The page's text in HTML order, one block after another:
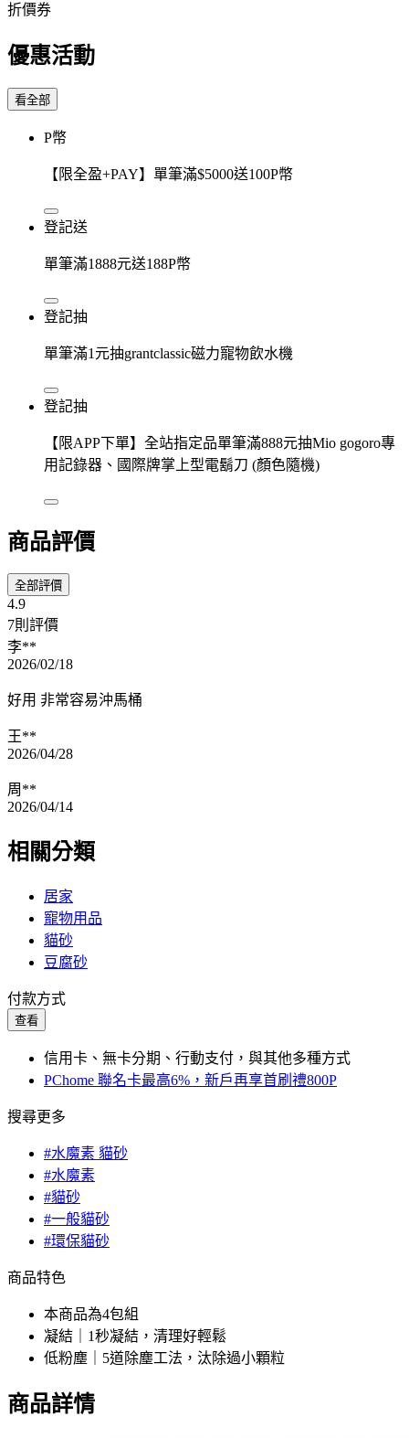
折價券
優惠活動
看全部
P幣
【限全盈+PAY】單筆滿$5000送100P幣
登記送
單筆滿1888元送188P幣
登記抽
單筆滿1元抽grantclassic磁力寵物飲水機
登記抽
【限APP下單】全站指定品單筆滿888元抽Mio gogoro專
用記錄器、國際牌掌上型電鬍刀 (顏色隨機)
商品評價
全部評價
4.9
7則評價
李**
2026/02/18
好用 非常容易沖馬桶
王**
2026/04/28
周**
2026/04/14
相關分類
居家
寵物用品
貓砂
豆腐砂
付款方式
查看
信用卡、無卡分期、行動支付，與其他多種方式
PChome 聯名卡最高6%，新戶再享首刷禮800P
搜尋更多
#水魔素 貓砂
#水魔素
#貓砂
#一般貓砂
#環保貓砂
商品特色
本商品為4包組
凝結｜1秒凝結，清理好輕鬆
低粉塵｜5道除塵工法，汰除過小顆粒
商品詳情